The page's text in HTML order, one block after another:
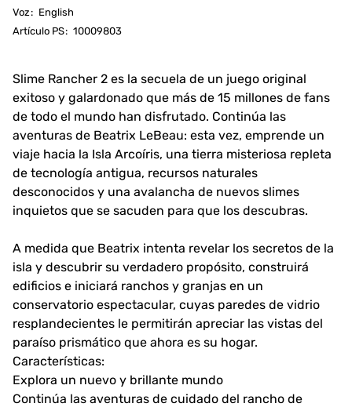
Voz: English
Artículo PS: 10009803
Slime Rancher 2 es la secuela de un juego original
exitoso y galardonado que más de 15 millones de fans
de todo el mundo han disfrutado. Continúa las
aventuras de Beatrix LeBeau: esta vez, emprende un
viaje hacia la Isla Arcoíris, una tierra misteriosa repleta
de tecnología antigua, recursos naturales
desconocidos y una avalancha de nuevos slimes
inquietos que se sacuden para que los descubras.
A medida que Beatrix intenta revelar los secretos de la
isla y descubrir su verdadero propósito, construirá
edificios e iniciará ranchos y granjas en un
conservatorio espectacular, cuyas paredes de vidrio
resplandecientes le permitirán apreciar las vistas del
paraíso prismático que ahora es su hogar.
Características:
Explora un nuevo y brillante mundo
Continúa las aventuras de cuidado del rancho de